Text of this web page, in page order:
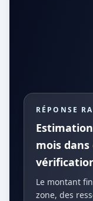
RÉPONSE
mois
Le montant
zone, des